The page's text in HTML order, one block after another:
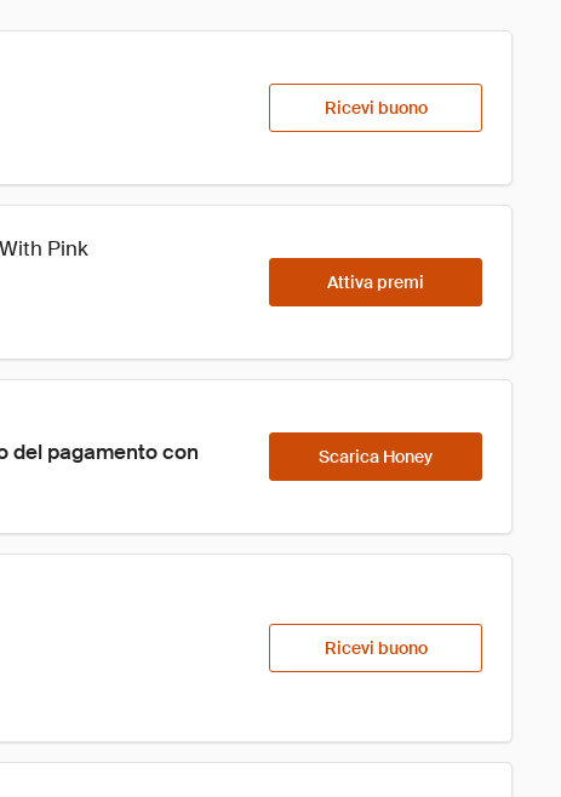
Ricevi buono
Pink
Attiva premi
del pagamento con
Scarica Honey
Ricevi buono